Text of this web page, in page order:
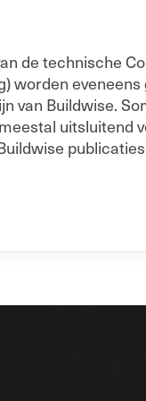
de technische
worden
van Buildwise.
uitsluitend